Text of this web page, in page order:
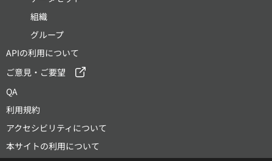
組織
グループ
APIの利用について
ご意見・ご要望
QA
利用規約
アクセシビリティについて
本サイトの利用について